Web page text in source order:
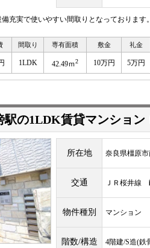
充実で使いやすい間取りとなっております。
間取り 専有面積 敷金 礼金
1LDK 42.49ｍ2 10万円 5万円
の1LDK賃貸マンション
所在地 奈良県橿原
交通 ＪＲ桜井線
物件種別 マンション
階数/構造 4階建/S造(鉄